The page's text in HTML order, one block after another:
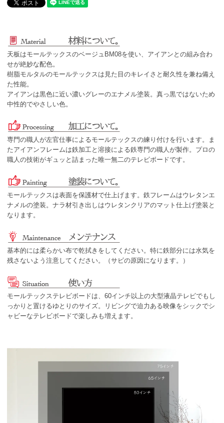
天板はモールテックスのベージュBM08を使い、アイアンとの組み合わ
せが絶妙な配色。
樹脂モルタルのモールテックスは見た目のキレイさと耐久性を兼ね備え
た性能。
アイアンは黒色に近い濃いグレーのエナメル塗装。真っ黒ではないため
中性的でやさしい色。
専門の職人が左官仕事によるモールテックスの練り付けを行います。ま
たアイアンフレームは鉄加工と溶接による鉄専門の職人が製作。プロの
職人の技術がギュッと詰まった唯一無二のテレビボードです。
モールテックスは表面を保護材で仕上げます。鉄フレームはウレタンエ
ナメルの塗装。ナラ材引き出しはウレタンクリアのマット仕上げ塗装と
なります。
基本的には柔らかい布で乾拭きをしてください。特に鉄部分には水気を
残さないよう注意してください。（サビの原因になります。）
モールテックステレビボードは、60インチ以上の大型液晶テレビでもし
っかりと置けるゆとりのサイズ。リビングで迫力ある映像をシックでシ
ャビーなテレビボードで楽しみも増えます。